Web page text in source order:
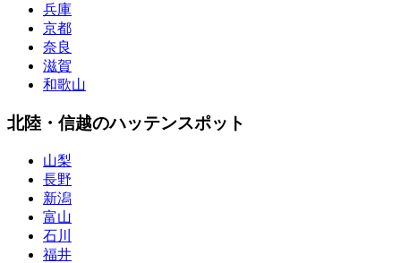
兵庫
京都
奈良
滋賀
和歌山
北陸・信越のハッテンスポット
山梨
長野
新潟
富山
石川
福井